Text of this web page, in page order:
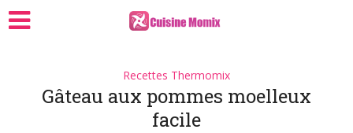
Recettes Thermomix
Gâteau aux pommes moelleux
facile